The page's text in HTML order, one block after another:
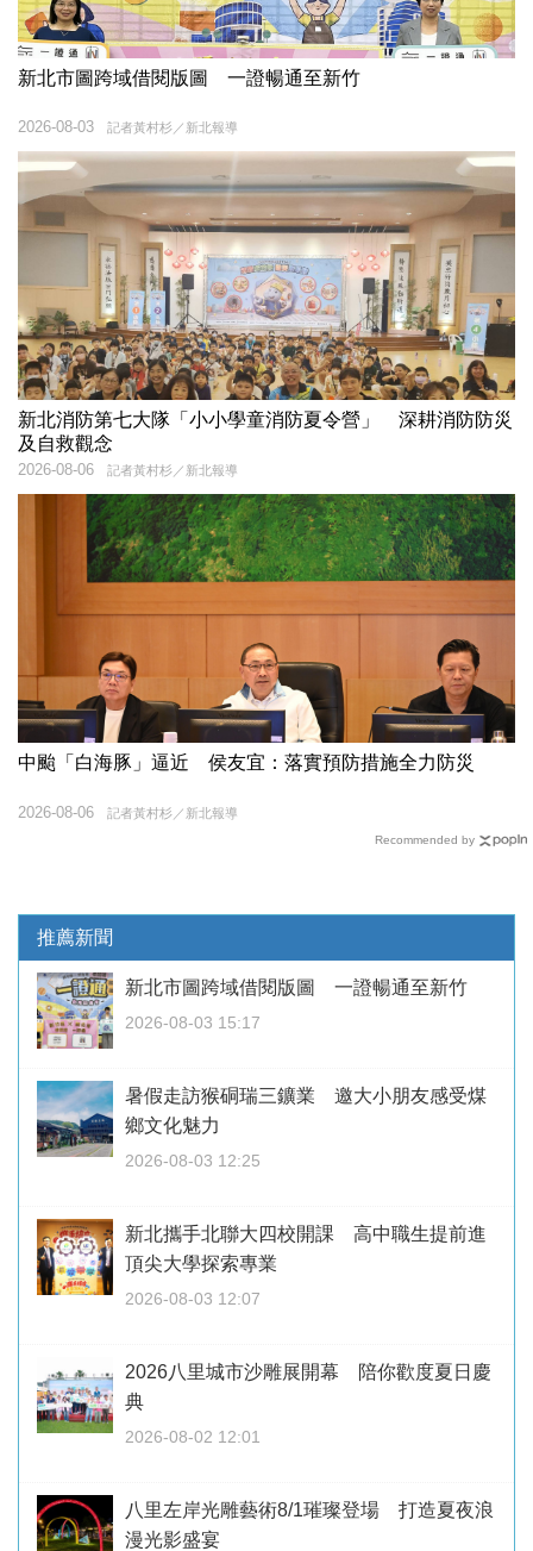
新北市圖跨域借閱版圖 一證暢通至新竹
記者黃村杉／新北報導
2026-08-03
新北消防第七大隊「小小學童消防夏令營」 深耕消防防災
及自救觀念
記者黃村杉／新北報導
2026-08-06
中颱「白海豚」逼近 侯友宜：落實預防措施全力防災
記者黃村杉／新北報導
2026-08-06
Recommended by
推薦新聞
新北市圖跨域借閱版圖 一證暢通至新竹
2026-08-03 15:17
暑假走訪猴硐瑞三鑛業 邀大小朋友感受煤
鄉文化魅力
2026-08-03 12:25
新北攜手北聯大四校開課 高中職生提前進
頂尖大學探索專業
2026-08-03 12:07
2026八里城市沙雕展開幕 陪你歡度夏日慶
典
2026-08-02 12:01
八里左岸光雕藝術8/1璀璨登場 打造夏夜浪
漫光影盛宴